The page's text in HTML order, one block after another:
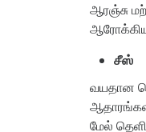
ஆரஞ்சு
சீஸ்
வயதான
மேல்